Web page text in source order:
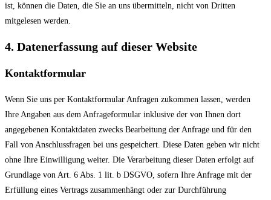
ist, können die Daten, die Sie an uns übermitteln, nicht von Dritten
mitgelesen werden.
4. Datenerfassung auf dieser Website
Kontaktformular
Wenn Sie uns per Kontaktformular Anfragen zukommen lassen, werden
Ihre Angaben aus dem Anfrageformular inklusive der von Ihnen dort
angegebenen Kontaktdaten zwecks Bearbeitung der Anfrage und für den
Fall von Anschlussfragen bei uns gespeichert. Diese Daten geben wir nicht
ohne Ihre Einwilligung weiter. Die Verarbeitung dieser Daten erfolgt auf
Grundlage von Art. 6 Abs. 1 lit. b DSGVO, sofern Ihre Anfrage mit der
Erfüllung eines Vertrags zusammenhängt oder zur Durchführung